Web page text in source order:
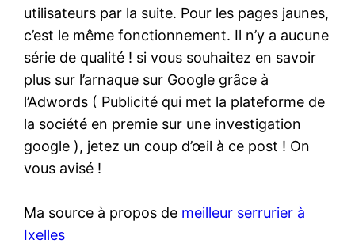
utilisateurs par la suite. Pour les pages jaunes,
c’est le même fonctionnement. Il n’y a aucune
série de qualité ! si vous souhaitez en savoir
plus sur l’arnaque sur Google grâce à
l’Adwords ( Publicité qui met la plateforme de
la société en premie sur une investigation
google ), jetez un coup d’œil à ce post ! On
vous avisé !
Ma source à propos de meilleur serrurier à
Ixelles